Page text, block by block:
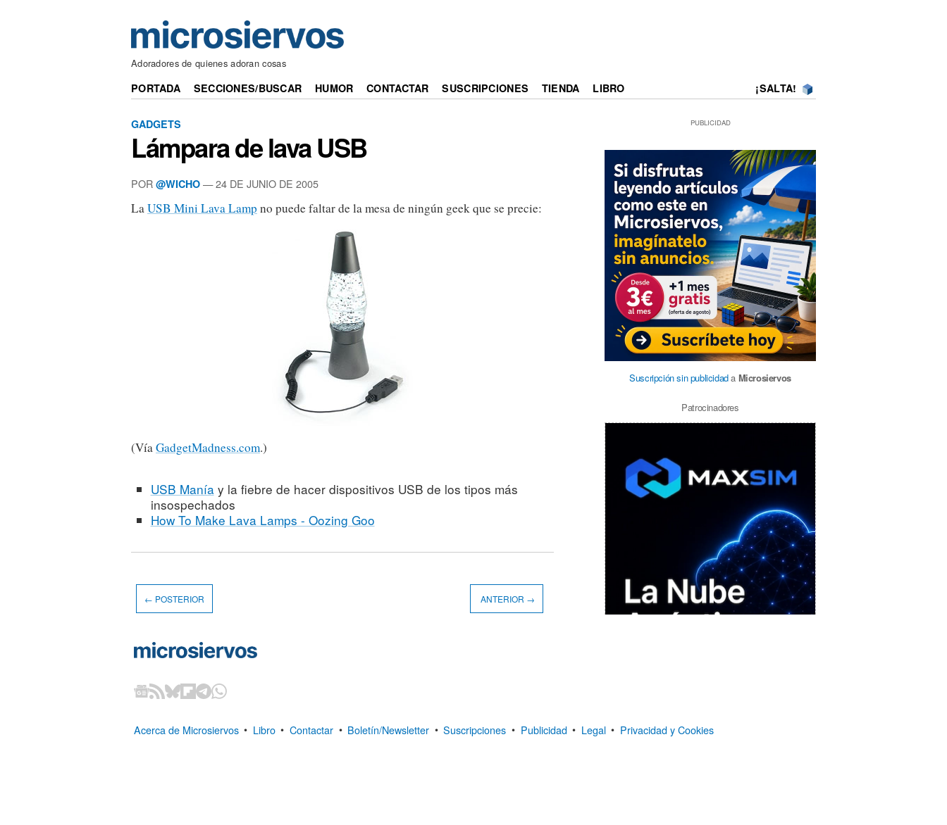
Adoradores de quienes adoran cosas
PORTADA SECCIONES/BUSCAR HUMOR CONTACTAR SUSCRIPCIONES TIENDA LIBRO ¡SALTA!
GADGETS
Lámpara de lava USB
POR @WICHO — 24 DE JUNIO DE 2005
LaUSB Mini Lava Lamp no puede faltar de la mesa de ningún geek que se precie:
(Vía GadgetMadness.com.)
USB Maníay la fiebre de hacer dispositivos USB de los tipos más
insospechados
How To Make Lava Lamps - Oozing Goo
PUBLICIDAD
Suscripción sin publicidada Microsiervos
Patrocinadores
← POSTERIOR ANTERIOR →
Acerca de Microsiervos • Libro • Contactar • Boletín/Newsletter • Suscripciones • Publicidad • Legal • Privacidad y Cookies